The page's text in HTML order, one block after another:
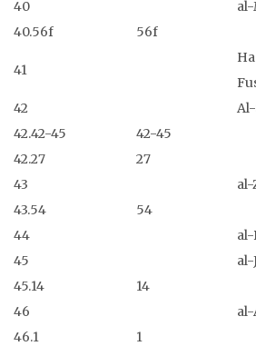
40 al-
40.56f
56f
41
42
42.42-45
42-45
42.27
27
43
43.54
54
44
45
al-
45.14
14
46
46.1
1